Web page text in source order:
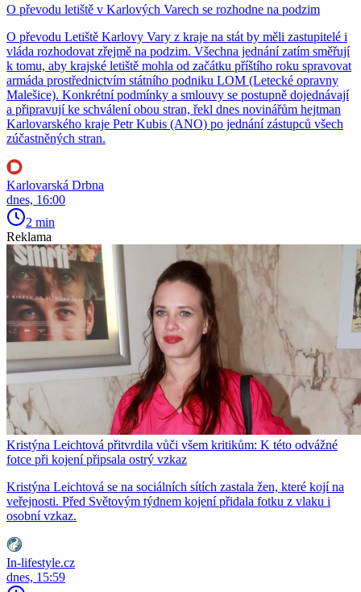
O převodu letiště v Karlových Varech se rozhodne na podzim
O převodu Letiště Karlovy Vary z kraje na stát by měli zastupitelé i
vláda rozhodovat zřejmě na podzim. Všechna jednání zatím směřují
k tomu, aby krajské letiště mohla od začátku příštího roku spravovat
armáda prostřednictvím státního podniku LOM (Letecké opravny
Malešice). Konkrétní podmínky a smlouvy se postupně dojednávají
a připravují ke schválení obou stran, řekl dnes novinářům hejtman
Karlovarského kraje Petr Kubis (ANO) po jednání zástupců všech
zúčastněných stran.
Karlovarská Drbna
dnes, 16:00
2 min
Reklama
Kristýna Leichtová přitvrdila vůči všem kritikům: K této odvážné
fotce při kojení připsala ostrý vzkaz
Kristýna Leichtová se na sociálních sítích zastala žen, které kojí na
veřejnosti. Před Světovým týdnem kojení přidala fotku z vlaku i
osobní vzkaz.
In-lifestyle.cz
dnes, 15:59